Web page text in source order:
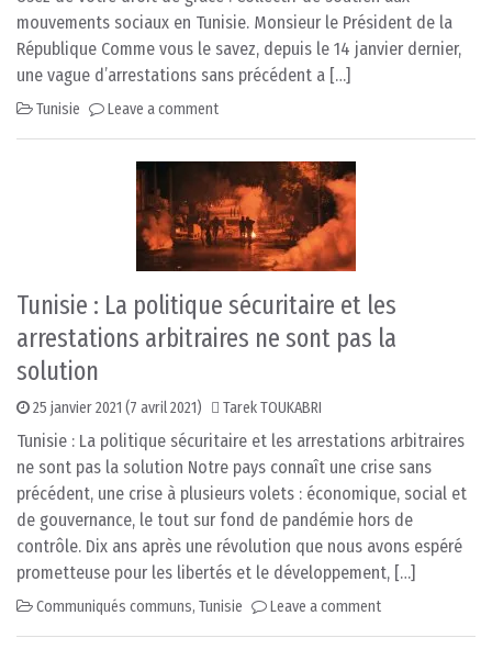
mouvements sociaux en Tunisie. Monsieur le Président de la
République Comme vous le savez, depuis le 14 janvier dernier,
une vague d’arrestations sans précédent a […]
Tunisie Leave a comment
Tunisie : La politique sécuritaire et les
arrestations arbitraires ne sont pas la
solution
25 janvier 2021 (7 avril 2021) Tarek TOUKABRI
Tunisie : La politique sécuritaire et les arrestations arbitraires
ne sont pas la solution Notre pays connaît une crise sans
précédent, une crise à plusieurs volets : économique, social et
de gouvernance, le tout sur fond de pandémie hors de
contrôle. Dix ans après une révolution que nous avons espéré
prometteuse pour les libertés et le développement, […]
Communiqués communs, Tunisie Leave a comment